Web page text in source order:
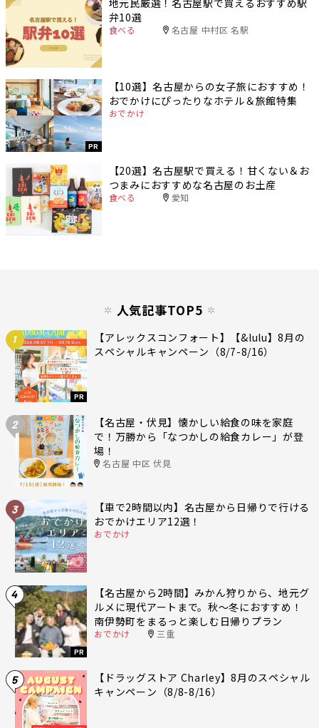
地元民厳選！名古屋駅で買えるおすすめ駅
弁10選
食べる 名古屋 中村区 名駅
PR
【10選】名古屋からの女子旅におすすめ！
おでかけにぴったりなホテル＆旅館特集
おでかけ
【20選】名古屋駅で買える！甘くない＆お
つまみにおすすめな名古屋のお土産
食べる 愛知
人気記事TOP5
1
PR
【アレックスコンフォート】【&lulu】8月の
スペシャルキャンペーン（8/7-8/16）
2
【名古屋・伏見】懐かしい給食の味を家庭
で！万勝から「なつかしの給食カレー」が登
場！
名古屋 中区 伏見
3
【車で2時間以内】名古屋から日帰りで行ける
おでかけエリア12選！
おでかけ
4
PR
【名古屋から2時間】みかん狩りから、地元グ
ルメに現代アートまで。秋〜冬におすすめ！
南伊勢町をまるっと楽しむ日帰りプラン
おでかけ 三重
5
【ドラッグストア Charley】8月のスペシャル
キャンペーン（8/8-8/16）